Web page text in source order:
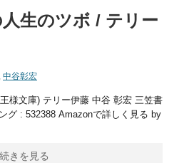
生のツボ / テリー
, 中谷彰宏
様文庫) テリー伊藤 中谷 彰宏 三笠書
グ : 532388 Amazonで詳しく見る by
続きを見る